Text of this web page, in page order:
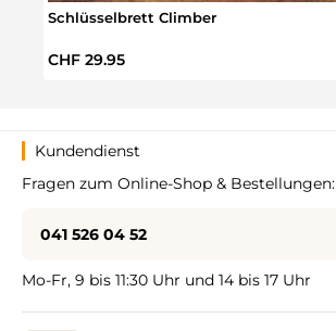
Schlüsselbrett Climber
Regulärer Preis:
CHF 29.95
Kundendienst
Fragen zum Online-Shop & Bestellungen:
041 526 04 52
Mo-Fr, 9 bis 11:30 Uhr und 14 bis 17 Uhr